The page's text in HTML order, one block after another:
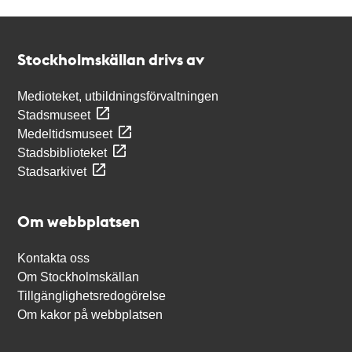
Stockholmskällan drivs av
Medioteket, utbildningsförvaltningen
Stadsmuseet
Medeltidsmuseet
Stadsbiblioteket
Stadsarkivet
Om webbplatsen
Kontakta oss
Om Stockholmskällan
Tillgänglighetsredogörelse
Om kakor på webbplatsen